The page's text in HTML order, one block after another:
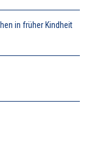
in früher Kindheit